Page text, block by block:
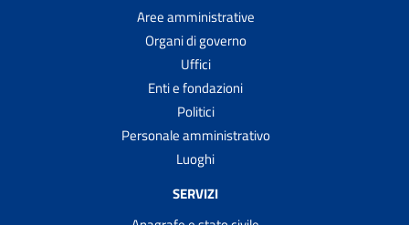
Aree amministrative
Organi di governo
Uffici
Enti e fondazioni
Politici
Personale amministrativo
Luoghi
SERVIZI